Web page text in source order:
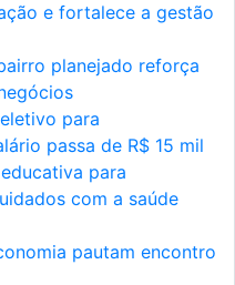
e fortalece a gestão
planejado reforça
para
passa de R$ 15 mil
para
com a saúde
pautam encontro